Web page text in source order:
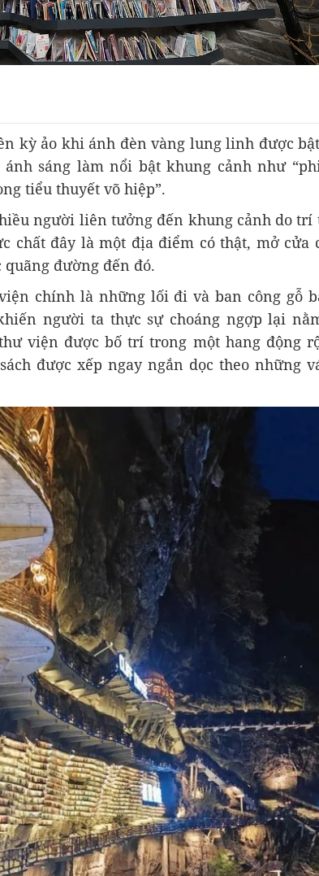
kỳ ảo khi ánh đèn vàng lung linh được
ánh sáng làm nổi bật khung cảnh như
tiểu thuyết võ hiệp”.
người liên tưởng đến khung cảnh do trí
chất đây là một địa điểm có thật, mở cửa
đường đến đó.
chính là những lối đi và ban công gỗ
người ta thực sự choáng ngợp lại
viện được bố trí trong một hang động
được xếp ngay ngắn dọc theo những